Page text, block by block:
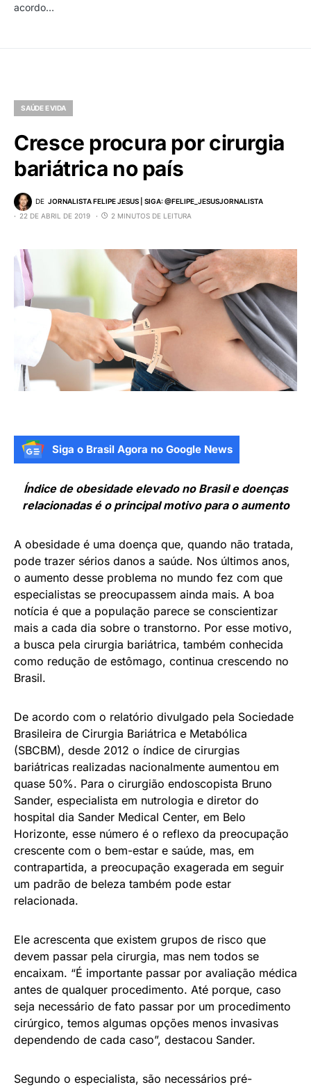
acordo…
SAÚDE E VIDA
Cresce procura por cirurgia
bariátrica no país
DE JORNALISTA FELIPE JESUS | SIGA: @FELIPE_JESUSJORNALISTA
22 DE ABRIL DE 2019
2 MINUTOS DE LEITURA
Siga o Brasil Agora no Google News
Índice de obesidade elevado no Brasil e doenças
relacionadas é o principal motivo para o aumento
A obesidade é uma doença que, quando não tratada,
pode trazer sérios danos a saúde. Nos últimos anos,
o aumento desse problema no mundo fez com que
especialistas se preocupassem ainda mais. A boa
notícia é que a população parece se conscientizar
mais a cada dia sobre o transtorno. Por esse motivo,
a busca pela cirurgia bariátrica, também conhecida
como redução de estômago, continua crescendo no
Brasil.
De acordo com o relatório divulgado pela Sociedade
Brasileira de Cirurgia Bariátrica e Metabólica
(SBCBM), desde 2012 o índice de cirurgias
bariátricas realizadas nacionalmente aumentou em
quase 50%. Para o cirurgião endoscopista Bruno
Sander, especialista em nutrologia e diretor do
hospital dia Sander Medical Center, em Belo
Horizonte, esse número é o reflexo da preocupação
crescente com o bem-estar e saúde, mas, em
contrapartida, a preocupação exagerada em seguir
um padrão de beleza também pode estar
relacionada.
Ele acrescenta que existem grupos de risco que
devem passar pela cirurgia, mas nem todos se
encaixam. “É importante passar por avaliação médica
antes de qualquer procedimento. Até porque, caso
seja necessário de fato passar por um procedimento
cirúrgico, temos algumas opções menos invasivas
dependendo de cada caso”, destacou Sander.
Segundo o especialista, são necessários pré-